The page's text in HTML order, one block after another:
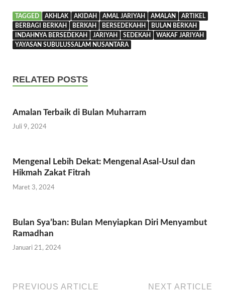
TAGGED AKHLAK AKIDAH AMAL JARIYAH AMALAN
ARTIKEL
BERBAGI BERKAH
BERKAH BERSEDEKAHH
BULAN BERKAH
INDAHNYA BERSEDEKAH
JARIYAH SEDEKAH
WAKAF JARIYAH
YAYASAN SUBULUSSALAM NUSANTARA
RELATED POSTS
Amalan Terbaik di Bulan Muharram
Juli 9, 2024
Mengenal Lebih Dekat: Mengenal Asal-Usul dan
Hikmah Zakat Fitrah
Maret 3, 2024
Bulan Sya’ban: Bulan Menyiapkan Diri Menyambut
Ramadhan
Januari 21, 2024
PREVIOUS ARTICLE NEXT ARTICLE